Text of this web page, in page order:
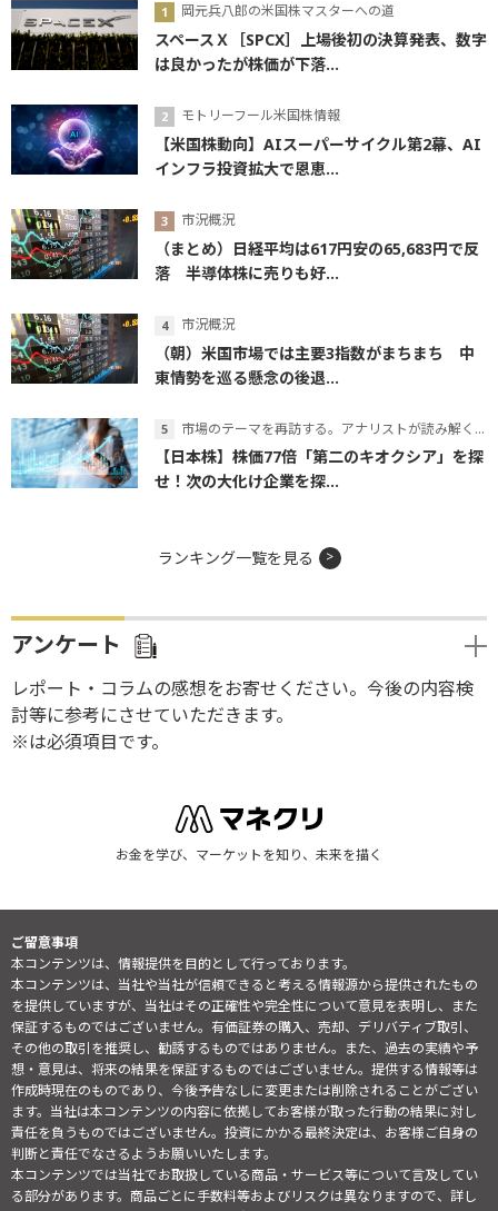
岡元兵八郎の米国株マスターへの道
スペースＸ［SPCX］上場後初の決算発表、数字
は良かったが株価が下落...
モトリーフール米国株情報
【米国株動向】AIスーパーサイクル第2幕、AI
インフラ投資拡大で恩恵...
市況概況
（まとめ）日経平均は617円安の65,683円で反
落 半導体株に売りも好...
市況概況
（朝）米国市場では主要3指数がまちまち 中
東情勢を巡る懸念の後退...
市場のテーマを再訪する。アナリストが読み解くテーマの本質
【日本株】株価77倍「第二のキオクシア」を探
せ！次の大化け企業を探...
ランキング一覧を見る
アンケート
レポート・コラムの感想をお寄せください。今後の内容検
討等に参考にさせていただきます。
※は必須項目です。
お金を学び、マーケットを知り、未来を描く
ご留意事項
本コンテンツは、情報提供を目的として行っております。
本コンテンツは、当社や当社が信頼できると考える情報源から提供されたもの
を提供していますが、当社はその正確性や完全性について意見を表明し、また
保証するものではございません。有価証券の購入、売却、デリバティブ取引、
その他の取引を推奨し、勧誘するものではありません。また、過去の実績や予
想・意見は、将来の結果を保証するものではございません。提供する情報等は
作成時現在のものであり、今後予告なしに変更または削除されることがござい
ます。当社は本コンテンツの内容に依拠してお客様が取った行動の結果に対し
責任を負うものではございません。投資にかかる最終決定は、お客様ご自身の
判断と責任でなさるようお願いいたします。
本コンテンツでは当社でお取扱している商品・サービス等について言及してい
る部分があります。商品ごとに手数料等およびリスクは異なりますので、詳し